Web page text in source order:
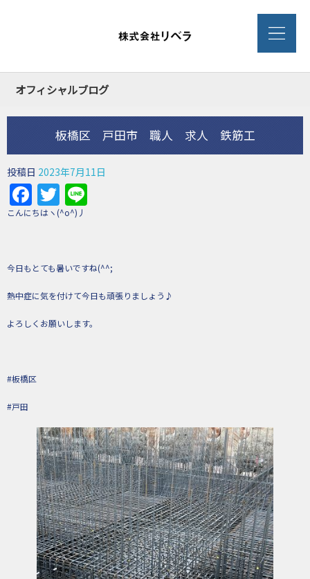
オフィシャルブログ
板橋区 戸田市 職人 求人 鉄筋工
投稿日 2023年7月11日
Facebook
Twitter
こんにちはヽ(^o^)丿
今日もとても暑いですね(^^;
熱中症に気を付けて今日も頑張りましょう♪
よろしくお願いします。
#板橋区
#戸田